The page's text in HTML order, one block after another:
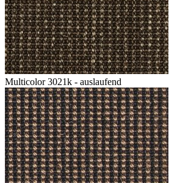
Multicolor 3021k - auslaufend